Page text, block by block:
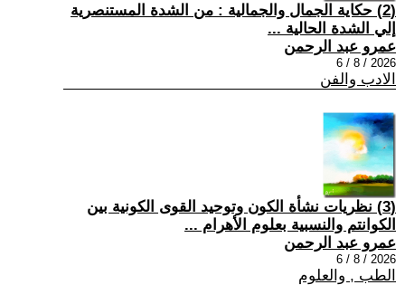
(2) حكاية الجمال والجمالية : من الشدة المستنصرية
إلي الشدة الحالية ...
عمرو عبد الرحمن
2026 / 8 / 6
الادب والفن
(3) نظريات نشأة الكون وتوحيد القوى الكونية بين
الكوانتم والنسبية بعلوم الأهرام ...
عمرو عبد الرحمن
2026 / 8 / 6
الطب , والعلوم